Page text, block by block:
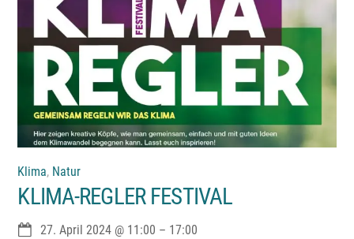
Klima, Natur
KLIMA-REGLER FESTIVAL
27. April 2024 @ 11:00 – 17:00